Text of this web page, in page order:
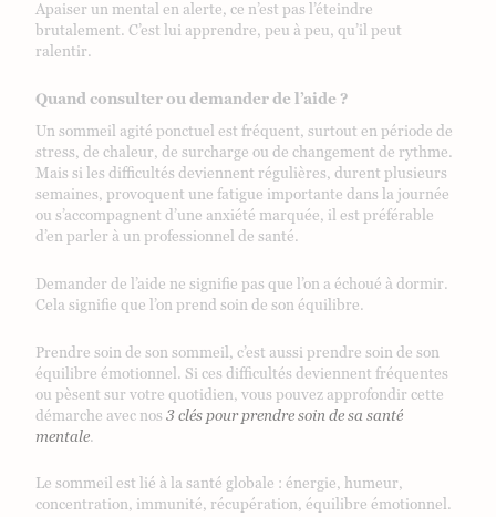
Apaiser un mental en alerte, ce n’est pas l’éteindre
brutalement. C’est lui apprendre, peu à peu, qu’il peut
ralentir.
Quand consulter ou demander de l’aide ?
Un sommeil agité ponctuel est fréquent, surtout en période de
stress, de chaleur, de surcharge ou de changement de rythme.
Mais si les difficultés deviennent régulières, durent plusieurs
semaines, provoquent une fatigue importante dans la journée
ou s’accompagnent d’une anxiété marquée, il est préférable
d’en parler à un professionnel de santé.
Demander de l’aide ne signifie pas que l’on a échoué à dormir.
Cela signifie que l’on prend soin de son équilibre.
Prendre soin de son sommeil, c’est aussi prendre soin de son
équilibre émotionnel. Si ces difficultés deviennent fréquentes
ou pèsent sur votre quotidien, vous pouvez approfondir cette
démarche avec nos 3 clés pour prendre soin de sa santé
mentale.
Le sommeil est lié à la santé globale : énergie, humeur,
concentration, immunité, récupération, équilibre émotionnel.